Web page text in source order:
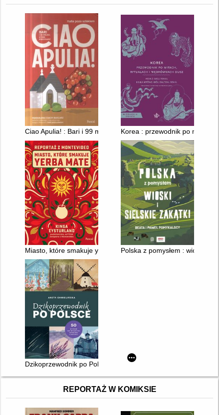
Ciao Apulia! : Bari i 99 miejsc, które pokochasz
Korea : przewodnik po mitach,
Miasto, które smakuje yerba mate : reportaż z Montevideo
Polska z pomysłem : wioski i
Dzikoprzewodnik po Polsce : 50 wypraw dla wielbicieli
REPORTAŻ W KOMIKSIE